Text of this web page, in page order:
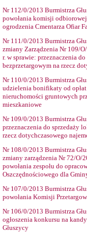
Nr 112/0/2013 Burmistrza
powołania komisji
ogrodzenia Cmentarza Ofiar
Nr 111/0/2013 Burmistrza
zmiany Zarządzenia Nr 109/
r. w sprawie: przeznaczenia
bezprzetargowym na rzecz
Nr 110/0/2013 Burmistrza
udzielenia bonifikaty od
nieruchomości gruntowych
mieszkaniowe
Nr 109/0/2013 Burmistrza
przeznaczenia do sprzedaży
rzecz dotychczasowego
Nr 108/0/2013 Burmistrza
zmiany zarządzenia Nr 72/O/
powołania zespołu do
Oszczędnościowego dla
Nr 107/0/2013 Burmistrza
powołania Komisji
Nr 106/0/2013 Burmistrza
ogłoszenia konkursu na
Głuszycy